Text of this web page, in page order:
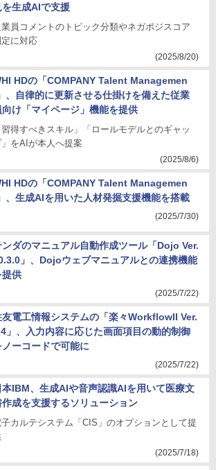
を生成AIで支援
員コメントのトピック分類やネガポジスコア
定に対応
(2025/8/20)
HDの「COMPANY Talent Managemen
、自律的に更新させる仕掛けを備えた従業
向け「マイページ」機能を提供
習得すべきスキル」「ロールモデルとのギャッ
」をAIが本人へ提案
(2025/8/6)
HDの「COMPANY Talent Managemen
、生成AIを用いた人材発掘支援機能を搭載
(2025/7/30)
ンダのマニュアル自動作成ツール「Dojo Ver.
」、Dojoウェブマニュアルとの連携機能
提供
(2025/7/22)
友電工情報システムの「楽々WorkflowII Ver.
」、入力内容に応じた画面項目の動的制御
ノーコードで可能に
(2025/7/22)
本IBM、生成AIや音声認識AIを用いて医療文
作成を支援するソリューション
子カルテシステム「CIS」のオプションとして提
(2025/7/18)